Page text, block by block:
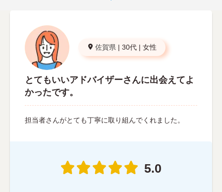
佐賀県 | 30代 | 女性
とてもいいアドバイザーさんに出会えてよ
かったです。
担当者さんがとても丁寧に取り組んでくれました。
5.0